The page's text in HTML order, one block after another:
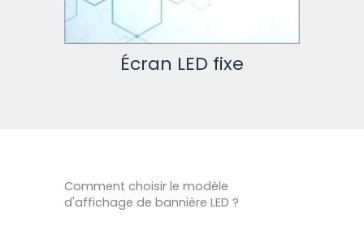
Écran LED fixe
Comment choisir le modèle
d'affichage de bannière LED ?